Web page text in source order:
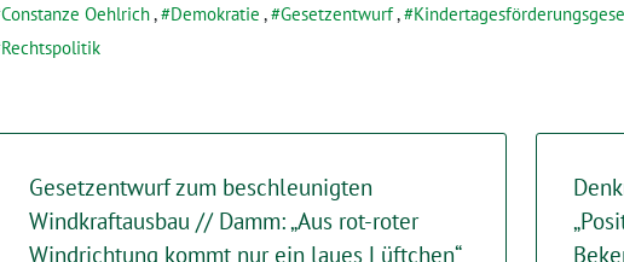
Constanze Oehlrich, Demokratie , Gesetzentwurf,
Rechtspolitik
Gesetzentwurf zum beschleunigten
Windkraftausbau // Damm: „Aus rot-roter
Windrichtung kommt nur ein laues Lüftchen“